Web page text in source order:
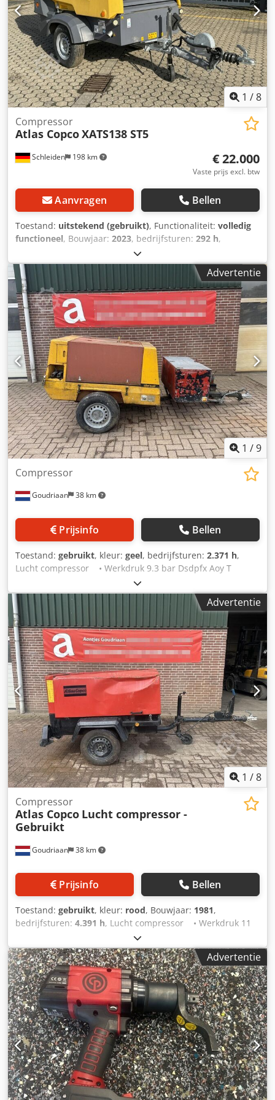
met nakoeler & condensafscheider Uw betrouwbare
partner voor perslucht- en bouwtechniek: Dcsdpszrtmfefx
Afkek Claudio Macagnino Bouwmachines &
Bedrijfswagenhandel GmbH ➡️ Vraag nu aan & verzeker
direct leverbaar nieuw materieel! Indien gewenst bieden
wij graag een virtuele bezichtiging van het apparaat via
videogesprek.
1 /8
Schleiden 198 km
Compressor
Atlas CopcoXATS138 ST5
€ 22.000
Vaste prijs excl. btw
Aanvragen Bellen
Toestand: uitstekend (gebruikt), Functionaliteit: volledig
functioneel, Bouwjaar: 2023, bedrijfsturen: 292 h,
Emissieniveau 5, bedrijfsdruk 7,0 bar, debiet 7,0 m3/min;
bedrijfsdruk 8,6 bar, debiet 6,0 m3/min; bedrijfsdruk 10,3
bar, debiet 5,0 m3/min. Dcodpjznww Hsfx AfkjkAdvertentie
1 /9
Goudriaan 38 km
Compressor
Prijsinfo Bellen
Toestand: gebruikt, kleur: geel, bedrijfsturen: 2.371 h,
Lucht compressor • Werkdruk 9.3 bar Dsdpfx Aoy T
Rgnofkock • 2371 draaiuren • Weg verlichting • Zo uit
het werk Staat: Gebruikt
Advertentie
1 /8
Goudriaan 38 km
Compressor
Atlas Copco Lucht compressor -
Gebruikt
Prijsinfo Bellen
Toestand: gebruikt, kleur: rood, Bouwjaar: 1981,
bedrijfsturen: 4.391 h, Lucht compressor • Werkdruk 11
bar • 4391 uur • Weg verlichting • Geheel werkend
Staat: Gebruikt Bouwjaar: 1981 Dedpfx Asx S Nxasfksck
Advertentie